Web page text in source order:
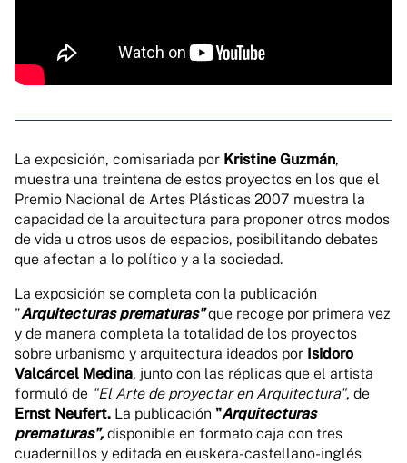
La exposición, comisariada por Kristine Guzmán,
muestra una treintena de estos proyectos en los que el
Premio Nacional de Artes Plásticas 2007 muestra la
capacidad de la arquitectura para proponer otros modos
de vida u otros usos de espacios, posibilitando debates
que afectan a lo político y a la sociedad.
La exposición se completa con la publicación
"Arquitecturas prematuras"que recoge por primera vez
y de manera completa la totalidad de los proyectos
sobre urbanismo y arquitectura ideados por Isidoro
Valcárcel Medina, junto con las réplicas que el artista
formuló de "El Arte de proyectar en Arquitectura", de
Ernst Neufert. La publicación "Arquitecturas
prematuras", disponible en formato caja con tres
cuadernillos y editada en euskera-castellano-inglés